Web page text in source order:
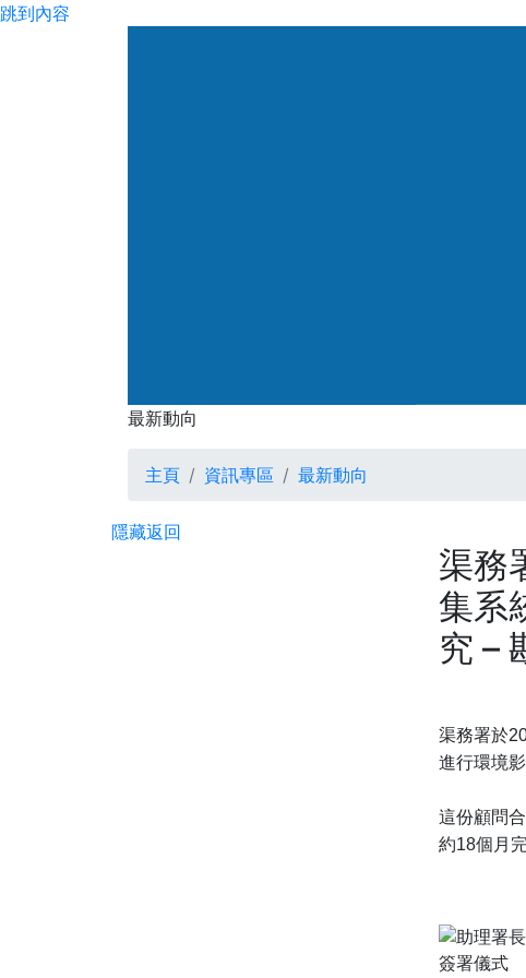
跳到內容
最新動向
最新動向
主頁 資訊專區 最新動向
隱藏返回
渠務
集系
究 –
渠務署於
進行環境
這份顧問
約18個月完